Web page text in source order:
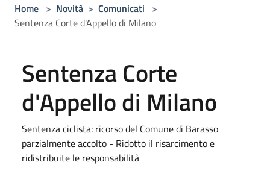
Home > Novità > Comunicati >
Sentenza Corte d'Appello di Milano
Sentenza Corte
d'Appello di Milano
Sentenza ciclista: ricorso del Comune di Barasso
parzialmente accolto - Ridotto il risarcimento e
ridistribuite le responsabilità